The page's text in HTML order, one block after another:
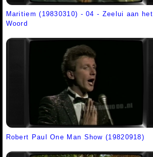
Maritiem (19830310) - 04 - Zeelui aan het
Woord
Robert Paul One Man Show (19820918)